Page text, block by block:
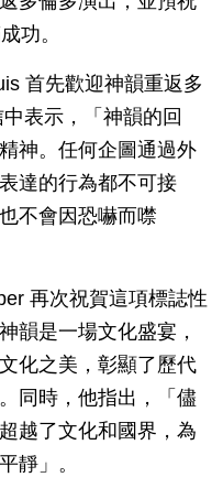
功。
首先歡迎神韻重返多
表示，「神韻的回
神。任何企圖通過外
達的行為都不可接
不會因恐嚇而噤
再次祝賀這項標誌性
韻是一場文化盛宴，
化之美，彰顯了歷代
同時，他指出，「儘
越了文化和國界，為
靜」。